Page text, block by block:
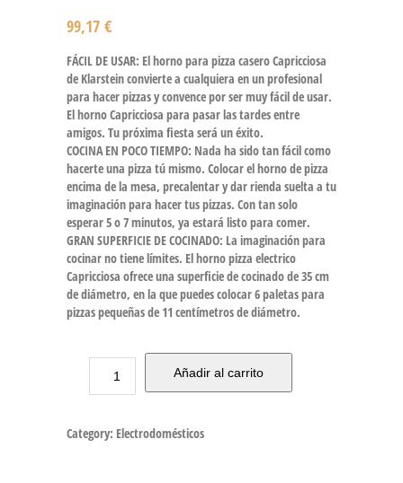
99,17 €
FÁCIL DE USAR: El horno para pizza casero Capricciosa
de Klarstein convierte a cualquiera en un profesional
para hacer pizzas y convence por ser muy fácil de usar.
El horno Capricciosa para pasar las tardes entre
amigos. Tu próxima fiesta será un éxito.
COCINA EN POCO TIEMPO: Nada ha sido tan fácil como
hacerte una pizza tú mismo. Colocar el horno de pizza
encima de la mesa, precalentar y dar rienda suelta a tu
imaginación para hacer tus pizzas. Con tan solo
esperar 5 o 7 minutos, ya estará listo para comer.
GRAN SUPERFICIE DE COCINADO: La imaginación para
cocinar no tiene límites. El horno pizza electrico
Capricciosa ofrece una superficie de cocinado de 35 cm
de diámetro, en la que puedes colocar 6 paletas para
pizzas pequeñas de 11 centímetros de diámetro.
Añadir al carrito
Category: Electrodomésticos